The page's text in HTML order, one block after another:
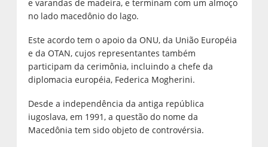
e varandas de madeira, e terminam com um almoço
no lado macedônio do lago.
Este acordo tem o apoio da ONU, da União Européia
e da OTAN, cujos representantes também
participam da cerimônia, incluindo a chefe da
diplomacia européia, Federica Mogherini.
Desde a independência da antiga república
iugoslava, em 1991, a questão do nome da
Macedônia tem sido objeto de controvérsia.